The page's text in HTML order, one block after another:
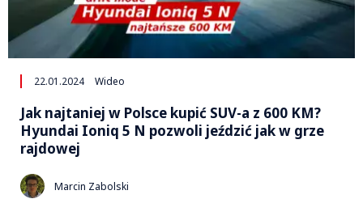
22.01.2024 Wideo
Jak najtaniej w Polsce kupić SUV-a z 600 KM?
Hyundai Ioniq 5 N pozwoli jeździć jak w grze
rajdowej
Marcin Zabolski